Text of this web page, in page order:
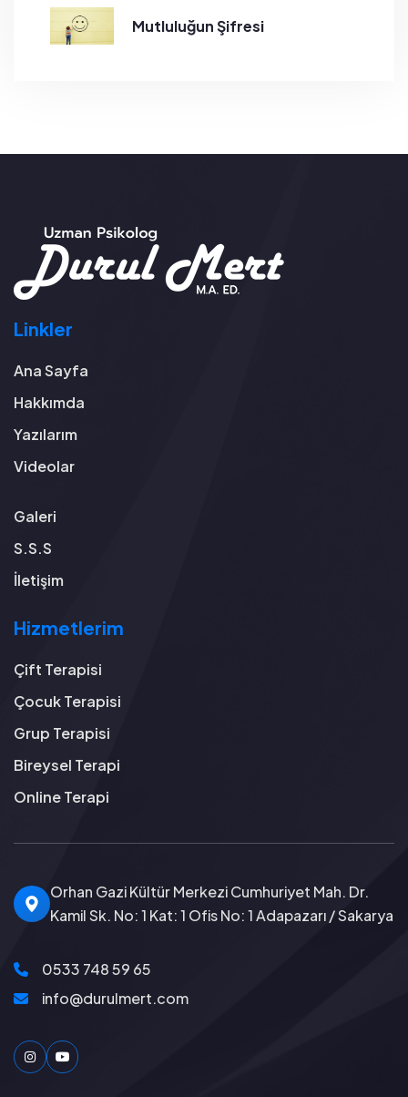
Mutluluğun Şifresi
Linkler
Ana Sayfa
Hakkımda
Yazılarım
Videolar
Galeri
S.S.S
İletişim
Hizmetlerim
Çift Terapisi
Çocuk Terapisi
Grup Terapisi
Bireysel Terapi
Online Terapi
Orhan Gazi Kültür Merkezi Cumhuriyet Mah. Dr.
Kamil Sk. No: 1 Kat: 1 Ofis No: 1 Adapazarı / Sakarya
0533 748 59 65
info@durulmert.com